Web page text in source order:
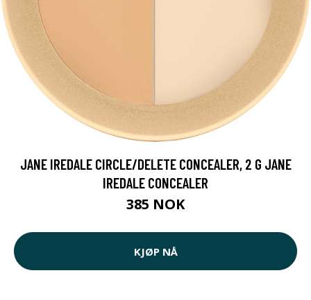
JANE IREDALE CIRCLE/DELETE CONCEALER, 2 G JANE
IREDALE CONCEALER
385 NOK
KJØP NÅ